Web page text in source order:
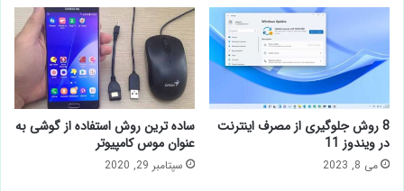
8 روش جلوگیری از مصرف اینترنت
در ویندوز 11
می 8, 2023
ساده ترین روش استفاده از گوشی به
عنوان موس کامپیوتر
سپتامبر 29, 2020